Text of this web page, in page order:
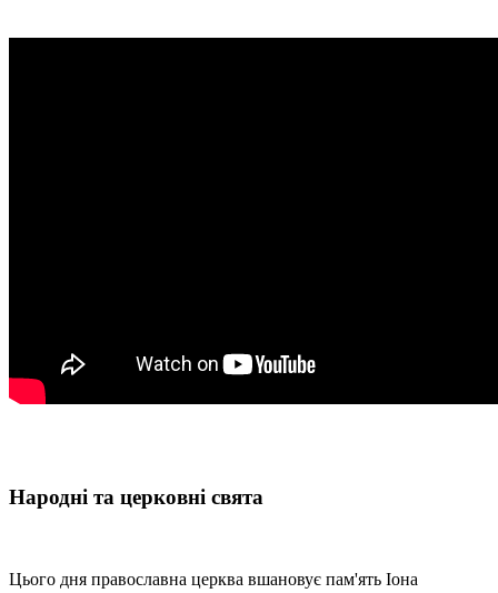
Народні та церковні свята
Цього дня православна церква вшановує пам'ять Іона